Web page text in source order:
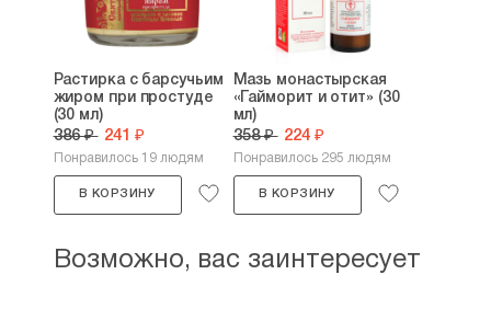
Растирка с барсучьим
жиром при простуде
(30 мл)
386 ₽ 241 ₽
Понравилось 19 людям
В КОРЗИНУ
Мазь монастырская
«Гайморит и отит» (30
мл)
358 ₽ 224 ₽
Понравилось 295 людям
В КОРЗИНУ
Возможно, вас заинтересует